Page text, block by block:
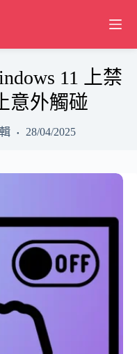
11 上禁
意外觸碰
28/04/2025